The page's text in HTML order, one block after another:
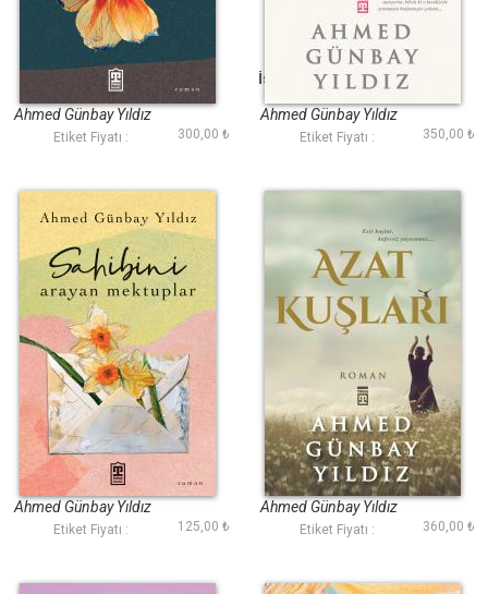
Afedersin Hayat
Ahmed Günbay Yıldız
Etiket Fiyatı : 300,00 ₺
İstanbul Yüzlü Kadın
Ahmed Günbay Yıldız
Etiket Fiyatı : 350,00 ₺
Sahibini Arayan
Mektuplar
Ahmed Günbay Yıldız
Etiket Fiyatı : 125,00 ₺
Azat Kuşları
Ahmed Günbay Yıldız
Etiket Fiyatı : 360,00 ₺